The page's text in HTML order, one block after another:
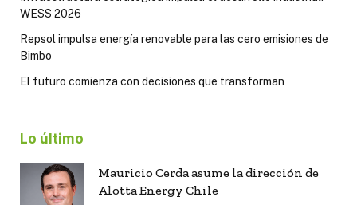
WESS 2026
Repsol impulsa energía renovable para las cero emisiones de
Bimbo
El futuro comienza con decisiones que transforman
Lo último
Mauricio Cerda asume la dirección de
Alotta Energy Chile